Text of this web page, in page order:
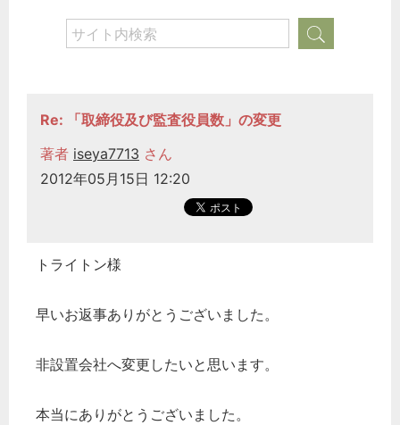
Re: 「取締役及び監査役員数」の変更
著者 iseya7713 さん
2012年05月15日 12:20
トライトン様
早いお返事ありがとうございました。
非設置会社へ変更したいと思います。
本当にありがとうございました。